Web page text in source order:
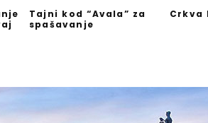
Tajni kod “Avala” za
spašavanje
Crkva